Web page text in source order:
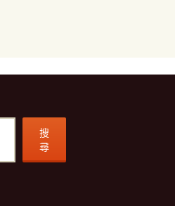
搜
尋